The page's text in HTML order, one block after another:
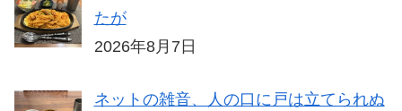
たが
2026年8月7日
ネットの雑音、人の口に戸は立てられぬ